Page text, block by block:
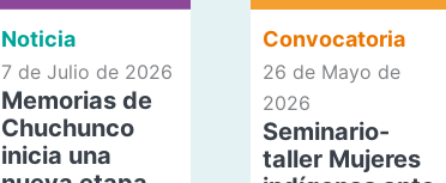
Noticia
7 de Julio de 2026
Memorias de
Chuchunco
inicia una
Convocatoria
26 de Mayo de
2026
Seminario-
taller Mujeres